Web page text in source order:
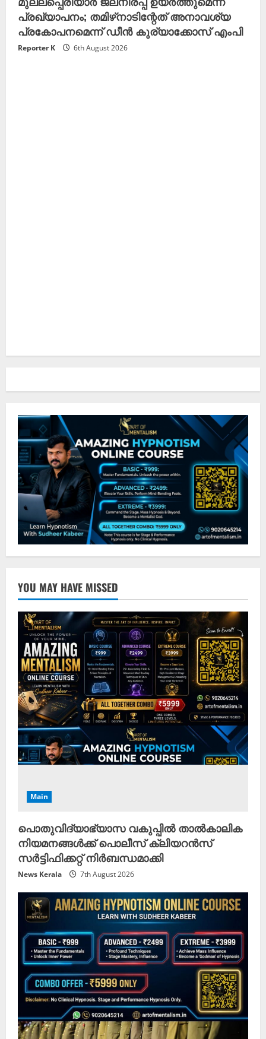
പ്രഖ്യാപനം; തമിഴ്‌നാടിന്റേത് അനാവശ്യ
പ്രകോപനമെന്ന് ഡീൻ കുര്യാക്കോസ് എംപി
Reporter K 6th August 2026
YOU MAY HAVE MISSED
Main
പൊതുവിദ്യാഭ്യാസ വകുപ്പിൽ താൽകാലിക
നിയമനങ്ങൾക്ക് പൊലീസ് ക്ലിയറൻസ്
സർട്ടിഫിക്കറ്റ് നിർബന്ധമാക്കി
News Kerala 7th August 2026